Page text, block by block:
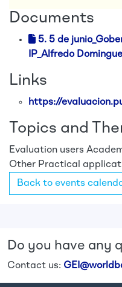
Documents
5. 5 de
IP_Alfredo
Links
https://
Topics and
Evaluation users
Other Practical
Back to events
Do you have any
Contact us: